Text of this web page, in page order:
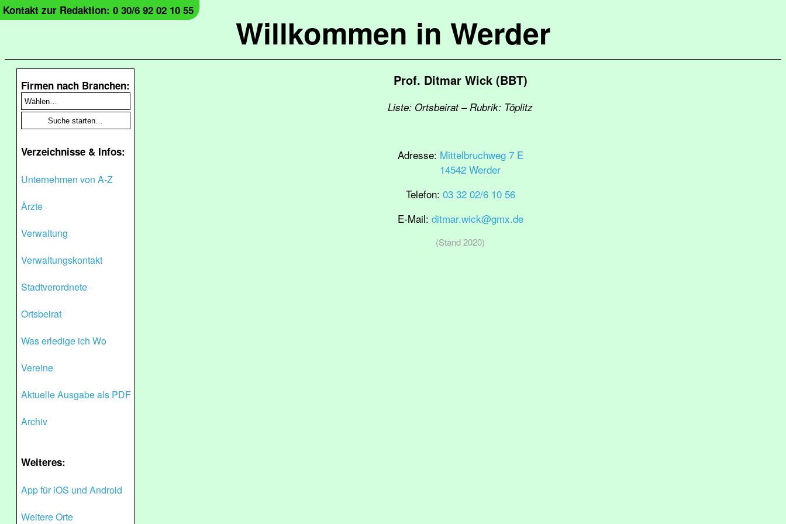
Willkommen in Werder
Kontakt zur Redaktion: 0 30/6 92 02 10 55
Firmen nach Branchen:
Verzeichnisse & Infos:
Unternehmen von A-Z
Ärzte
Verwaltung
Verwaltungskontakt
Stadtverordnete
Ortsbeirat
Was erledige ich Wo
Vereine
Aktuelle Ausgabe als PDF
Archiv
Weiteres:
App für iOS und Android
Weitere Orte
Prof. Ditmar Wick (BBT)
Liste: Ortsbeirat – Rubrik: Töplitz
Adresse: Mittelbruchweg 7 E
14542 Werder
Telefon: 03 32 02/6 10 56
E-Mail: ditmar.wick@gmx.de
(Stand 2020)